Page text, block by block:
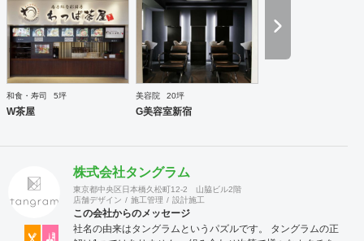
和食・寿司 5坪
W茶屋
美容院 20坪
G美容室新宿
株式会社タングラム
東京都中央区日本橋久松町12-2 山脇ビル2階
店舗デザイン
施工管理 設計施工
この会社からのメッセージ
社名の由来はタングラムというパズルです。 タングラムの正